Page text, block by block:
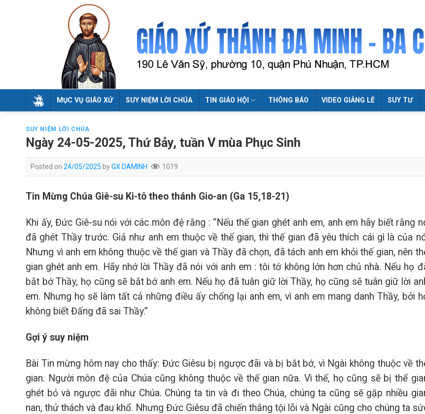
MỤC VỤ GIÁO XỨ SUY NIỆM LỜI CHÚA TIN GIÁO HỘI THÔNG BÁO VIDEO GIẢNG LỄ SUY TƯ
SUY NIỆM LỜI CHÚA
Ngày 24-05-2025, Thứ Bảy, tuần V mùa Phục Sinh
Posted on 24/05/2025 byGX DAMINH 1019
Tin Mừng Chúa Giê-su Ki-tô theo thánh Gio-an (Ga 15,18-21)
Khi ấy, Đức Giê-su nói với các môn đệ rằng : “Nếu thế gian ghét anh em, anh em hãy biết rằng
đã ghét Thầy trước. Giả như anh em thuộc về thế gian, thì thế gian đã yêu thích cái gì là của
Nhưng vì anh em không thuộc về thế gian và Thầy đã chọn, đã tách anh em khỏi thế gian, nên
gian ghét anh em. Hãy nhớ lời Thầy đã nói với anh em : tôi tớ không lớn hơn chủ nhà. Nếu họ
bắt bớ Thầy, họ cũng sẽ bắt bớ anh em. Nếu họ đã tuân giữ lời Thầy, họ cũng sẽ tuân giữ lời
em. Nhưng họ sẽ làm tất cả những điều ấy chống lại anh em, vì anh em mang danh Thầy, bởi
không biết Đấng đã sai Thầy.”
Gợi ý suy niệm
Bài Tin mừng hôm nay cho thấy: Đức Giêsu bị ngược đãi và bị bắt bớ, vì Ngài không thuộc về
gian. Người môn đệ của Chúa cũng không thuộc về thế gian nữa. Vì thế, họ cũng sẽ bị thế
ghét bỏ và ngược đãi như Chúa. Chúng ta tin và đi theo Chúa, chúng ta cũng sẽ gặp nhiều
nan, thử thách và đau khổ. Nhưng Đức Giêsu đã chiến thắng tội lỗi và Ngài cũng cho chúng ta